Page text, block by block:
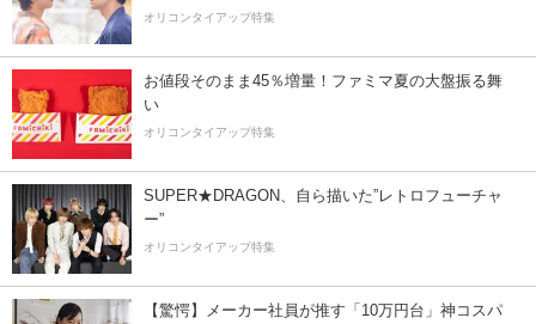
オリコンタイアップ特集
お値段そのまま45％増量！ファミマ夏の大盤振る舞
い
オリコンタイアップ特集
SUPER★DRAGON、自ら描いた”レトロフューチャ
ー”
オリコンタイアップ特集
【驚愕】メーカー社員が推す「10万円台」神コスパ